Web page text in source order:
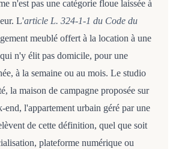
n'est pas une catégorie floue laissée à
L'article L. 324-1-1 du Code du
meublé offert à la location à une
n'y élit pas domicile, pour une
à la semaine ou au mois. Le studio
la maison de campagne proposée sur
end, l'appartement urbain géré par une
de cette définition, quel que soit
plateforme numérique ou